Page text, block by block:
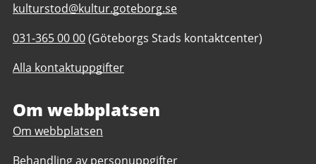
E-
till
Kulturstöd
kulturstod@kultur.goteborg.se
Telefonnummer
Kulturstöd
031-365 00 00(Göteborgs Stads kontaktcenter)
Alla kontaktuppgifter
Om webbplatsen
Om webbplatsen
Behandling av personuppgifter